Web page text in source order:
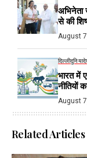
अभिनेता
से की
August
दिल्लीदुनिया
भारत में
नीतियों
August
Related Articles